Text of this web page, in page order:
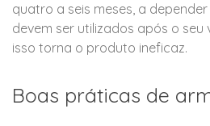
quatro a seis meses, a
devem ser utilizados após o seu
isso torna o produto ineficaz.
Boas práticas de